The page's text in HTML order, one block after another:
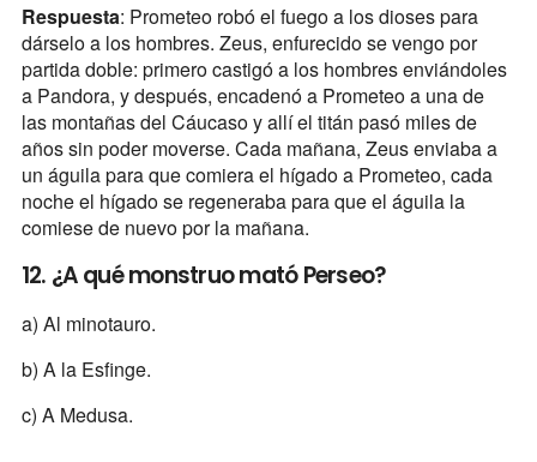
Respuesta: Prometeo robó el fuego a los dioses para
dárselo a los hombres. Zeus, enfurecido se vengo por
partida doble: primero castigó a los hombres enviándoles
a Pandora, y después, encadenó a Prometeo a una de
las montañas del Cáucaso y allí el titán pasó miles de
años sin poder moverse. Cada mañana, Zeus enviaba a
un águila para que comiera el hígado a Prometeo, cada
noche el hígado se regeneraba para que el águila la
comiese de nuevo por la mañana.
12. ¿A qué monstruo mató Perseo?
a) Al minotauro.
b) A la Esfinge.
c) A Medusa.